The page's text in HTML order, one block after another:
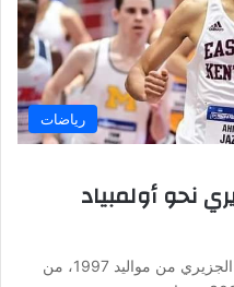
رياضات
نحو أولمبياد
تمكن صبيحة اليوم العداء الدولي أحمد الجزيري من مواليد 1997، من